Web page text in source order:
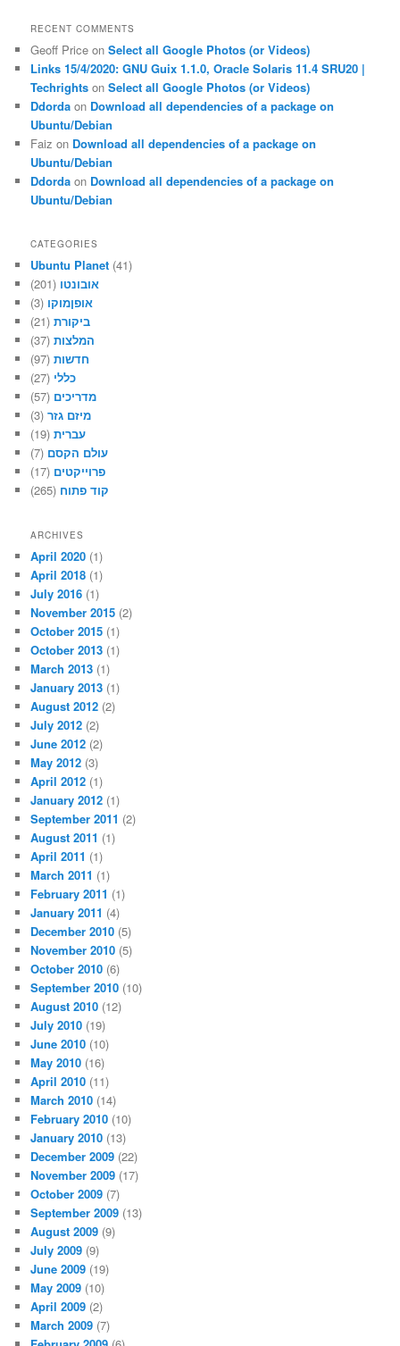
RECENT COMMENTS
Geoff Price onSelect all Google Photos (or Videos)
Links 15/4/2020: GNU Guix 1.1.0, Oracle Solaris 11.4 SRU20 |
Techrights onSelect all Google Photos (or Videos)
Ddorda on Download all dependencies of a package on
Ubuntu/Debian
Faiz on Download all dependencies of a package on
Ubuntu/Debian
Ddorda on Download all dependencies of a package on
Ubuntu/Debian
CATEGORIES
Ubuntu Planet (41)
אובונטו (201)
אופןמוקו (3)
ביקורת(21)
המלצות(37)
חדשות(97)
כללי (27)
מדריכים (57)
מיזם גזר(3)
עברית(19)
עולם הקסם (7)
פרוייקטים (17)
קוד פתוח (265)
ARCHIVES
April 2020 (1)
April 2018 (1)
July 2016 (1)
November 2015 (2)
October 2015 (1)
October 2013 (1)
March 2013 (1)
January 2013 (1)
August 2012 (2)
July 2012 (2)
June 2012 (2)
May 2012 (3)
April 2012 (1)
January 2012 (1)
September 2011 (2)
August 2011 (1)
April 2011 (1)
March 2011 (1)
February 2011 (1)
January 2011 (4)
December 2010 (5)
November 2010 (5)
October 2010 (6)
September 2010 (10)
August 2010 (12)
July 2010 (19)
June 2010 (10)
May 2010 (16)
April 2010 (11)
March 2010 (14)
February 2010 (10)
January 2010 (13)
December 2009 (22)
November 2009 (17)
October 2009 (7)
September 2009 (13)
August 2009 (9)
July 2009 (9)
June 2009 (19)
May 2009 (10)
April 2009 (2)
March 2009 (7)